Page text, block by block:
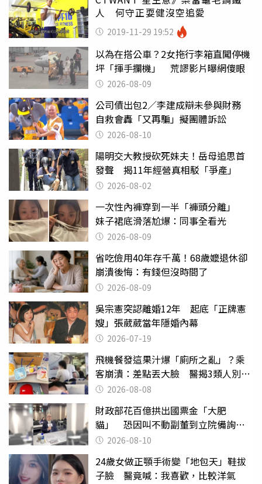
人 何守正耍健沒空追愛
2019-11-29 19:52
以為在搭公車？2女拖行李箱直闖停機
坪「揮手攔機」 荒謬影片曝網傻眼
2026-08-09
公司債出包2／李建成辯未參與財務
自救會轟「又再騙」擬團體訴訟
2026-08-10
陽明交大教授砍死妹夫！岳母追思首
發聲 揭11年經營真相駁「爭產」
2026-08-02
一次性內褲穿到一半「褲頭分離」
妹子裙底滑落尬爆：同事全看光
2026-08-09
省吃儉用40年存千萬！68歲嬤退休卻
崩潰後悔：有錢但沒時間了
2026-08-09
吳宗憲突認離婚12年 起底「正牌憲
嫂」張葳葳當年隱婚內幕
2026-07-19
飛機餐發這果汁爆「廁所之亂」？乘
客崩潰：差點丟大臉 醫揭3類人別亂
喝 2026-08-08
財政部花百億拱出國票金「大肥
貓」 恐因叫不動副董到立院備詢惹
議 2026-08-10
24歲女做正顎手術變「地包天」鞋拔
子臉 醫竟喊：我喜歡，比較洋氣